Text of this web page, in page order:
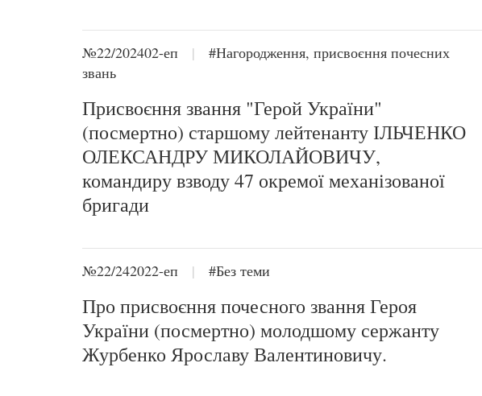
№22/202402-еп |
#Нагородження, присвоєння почесних
звань
Присвоєння звання "Герой України"
(посмертно) старшому лейтенанту ІЛЬЧЕНКО
ОЛЕКСАНДРУ МИКОЛАЙОВИЧУ,
командиру взводу 47 окремої механізованої
бригади
№22/242022-еп | #Без теми
Про присвоєння почесного звання Героя
України (посмертно) молодшому сержанту
Журбенко Ярославу Валентиновичу.